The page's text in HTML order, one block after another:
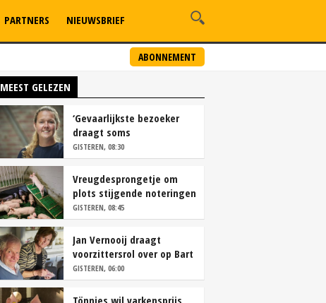
ABONNEMENT
PARTNERS NIEUWSBRIEF
MEEST GELEZEN
‘Gevaarlijkste bezoeker
draagt soms
overschoenen’
GISTEREN, 08:30
Vreugdesprongetje om
plots stijgende noteringen
GISTEREN, 08:45
Jan Vernooij draagt
voorzittersrol over op Bart
Camps
GISTEREN, 06:00
Tönnies wil varkensprijs